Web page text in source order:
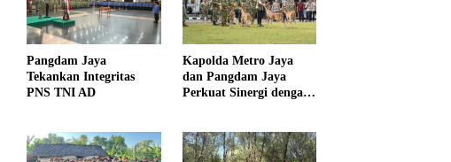
Pangdam Jaya
Tekankan Integritas
PNS TNI AD
Kapolda Metro Jaya
dan Pangdam Jaya
Perkuat Sinergi dengan